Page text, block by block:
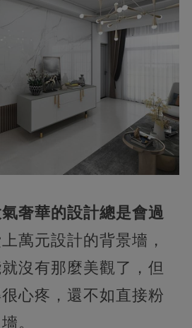
奢華的設計總是會過
萬元設計的背景墻，
沒有那麼美觀了，但
心疼，還不如直接粉
。